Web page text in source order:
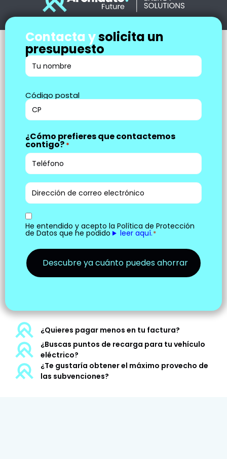
Contacta ysolicita un
presupuesto
Rellena
tus
*
Dirección
de
la
instalación
*
Código postal
¿Cómo prefieres que contactemos
contigo? *
Correo
electrónico
Aceptación
*
He entendido y acepto la Política de Protección
de Datos que he podido leer aquí.*
¿Quieres pagar menos en tu factura?
¿Buscas puntos de recarga para tu vehículo
eléctrico?
¿Te gustaría obtener el máximo provecho de
las subvenciones?